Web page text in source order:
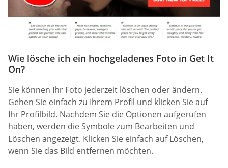
Wie lösche ich ein hochgeladenes Foto in Get It
On?
Sie können Ihr Foto jederzeit löschen oder ändern.
Gehen Sie einfach zu Ihrem Profil und klicken Sie auf
Ihr Profilbild. Nachdem Sie die Optionen aufgerufen
haben, werden die Symbole zum Bearbeiten und
Löschen angezeigt. Klicken Sie einfach auf Löschen,
wenn Sie das Bild entfernen möchten.